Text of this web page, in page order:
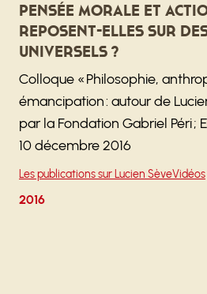
Pensée morale et
reposent-elles sur
universels ?
Colloque « Philosophie,
émancipation : autour de
par la Fondation Gabriel Péri ;
10 décembre 2016
Les publications sur Lucien SèveVidéos
2016